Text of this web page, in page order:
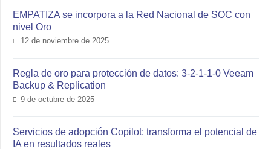
EMPATIZA se incorpora a la Red Nacional de SOC con
nivel Oro
12 de noviembre de 2025
Regla de oro para protección de datos: 3-2-1-1-0 Veeam
Backup & Replication
9 de octubre de 2025
Servicios de adopción Copilot: transforma el potencial de
IA en resultados reales